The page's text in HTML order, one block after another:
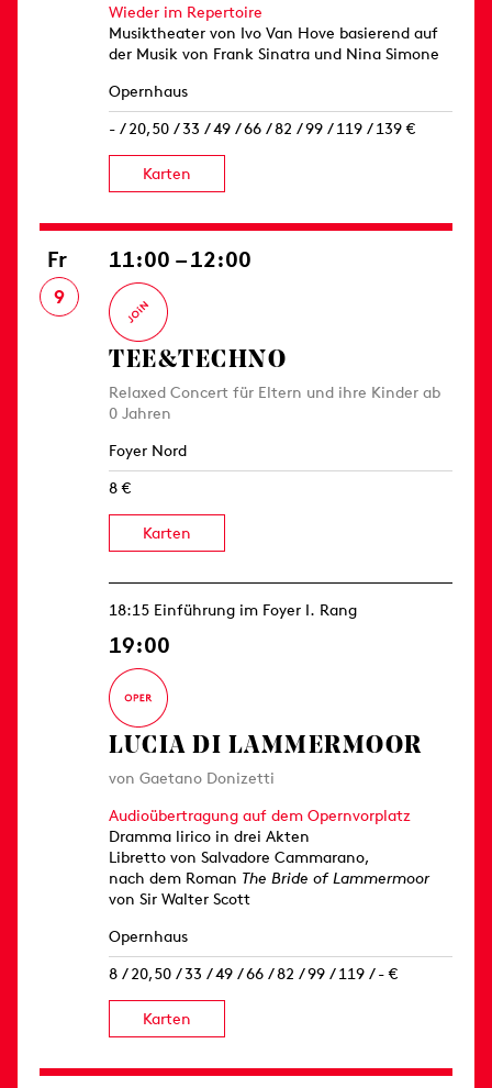
Wieder im Repertoire
Musiktheater von Ivo Van Hove basierend auf
der Musik von Frank Sinatra und Nina Simone
Opernhaus
- / 20,50 / 33 / 49 / 66 / 82 / 99 / 119 / 139 €
Karten
Fr
9
11:00 – 12:00
TEE&TECHNO
Relaxed Concert für Eltern und ihre Kinder ab
0 Jahren
Foyer Nord
8 €
Karten
18:15 Einführung im Foyer I. Rang
19:00
LUCIA DI LAMMERMOOR
von Gaetano Donizetti
Audioübertragung auf dem Opernvorplatz
Dramma lirico in drei Akten
Libretto von Salvadore Cammarano,
nach dem Roman The Bride of Lammermoor
von Sir Walter Scott
Opernhaus
8 / 20,50 / 33 / 49 / 66 / 82 / 99 / 119 / - €
Karten